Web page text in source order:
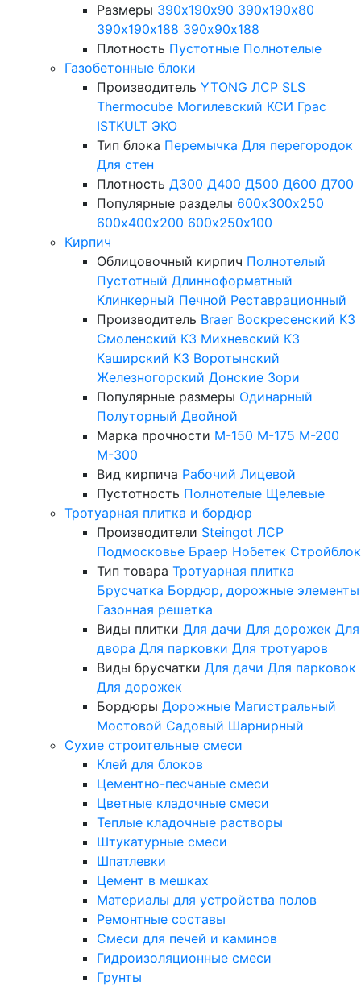
Размеры 390х190х90 390х190х80
390х190х188 390х90х188
Плотность Пустотные Полнотелые
Газобетонные блоки
Производитель YTONG ЛСР SLS
Thermocube Могилевский КСИ Грас
ISTKULT ЭКО
Тип блока Перемычка Для перегородок
Для стен
Плотность Д300 Д400 Д500 Д600 Д700
Популярные разделы 600х300х250
600х400х200 600х250х100
Кирпич
Облицовочный кирпич Полнотелый
Пустотный Длинноформатный
Клинкерный Печной Реставрационный
Производитель Braer Воскресенский КЗ
Смоленский КЗ Михневский КЗ
Каширский КЗ Воротынский
Железногорский Донские Зори
Популярные размеры Одинарный
Полуторный Двойной
Марка прочности М-150 М-175 М-200
М-300
Вид кирпича Рабочий Лицевой
Пустотность Полнотелые Щелевые
Тротуарная плитка и бордюр
Производители Steingot ЛСР
Подмосковье Браер Нобетек Стройблок
Тип товара Тротуарная плитка
Брусчатка Бордюр, дорожные элементы
Газонная решетка
Виды плитки Для дачи Для дорожек Для
двора Для парковки Для тротуаров
Виды брусчатки Для дачи Для парковок
Для дорожек
Бордюры Дорожные Магистральный
Мостовой Садовый Шарнирный
Сухие строительные смеси
Клей для блоков
Цементно-песчаные смеси
Цветные кладочные смеси
Теплые кладочные растворы
Штукатурные смеси
Шпатлевки
Цемент в мешках
Материалы для устройства полов
Ремонтные составы
Смеси для печей и каминов
Гидроизоляционные смеси
Грунты